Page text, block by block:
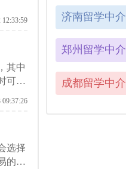
12:33:59
其中
可以
09:37:26
选择
的，
济南留学中介
郑州留学中介
成都留学中介